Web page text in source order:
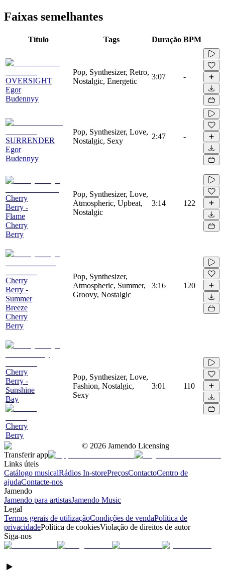
Faixas semelhantes
Título Tags Duração BPM
OVERSIGHT
Egor
Budennyy
Pop, Synthesizer, Retro,
Nostalgic, Energetic
3:07 -
SURRENDER
Egor
Budennyy
Pop, Synthesizer, Love,
Nostalgic, Sexy
2:47 -
Cherry
Berry -
Flame
Cherry
Berry
Pop, Synthesizer, Love,
Atmospheric, Upbeat,
Nostalgic
3:14 122
Cherry
Berry -
Summer
Breeze
Cherry
Berry
Pop, Synthesizer,
Atmospheric, Summer,
Groovy, Nostalgic
3:16 120
Cherry
Berry -
Sunshine
Bay
Cherry
Berry
Pop, Synthesizer, Love,
Fashion, Nostalgic,
Sexy
3:01 110
© 2026 Jamendo Licensing
Transferir app
Links úteis
Catálogo musicalRádios In-storePreçosContactoCentro de
ajudaContacte-nos
Jamendo
Jamendo para artistasJamendo Music
Legal
Termos gerais de utilizaçãoCondições de vendaPolítica de
privacidadePolítica de cookiesViolação de direitos de autor
Siga-nos